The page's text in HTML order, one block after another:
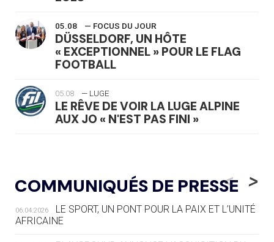
05.08 — FOCUS DU JOUR
DÜSSELDORF, UN HÔTE
« EXCEPTIONNEL » POUR LE FLAG
FOOTBALL
05.08 — LUGE
LE RÊVE DE VOIR LA LUGE ALPINE
AUX JO « N'EST PAS FINI »
DES MONDIAUX À BRISBANE SUR LA
ROUTE DES JO 2032
05.08 — ALPES FRANÇAISES 2030
LE VILLAGE OLYMPIQUE DES ARAVIS
COMMUNIQUÉS DE PRESSE
<
06.04.2026
LE SPORT, UN PONT POUR LA PAIX ET L’UNITÉ
AFRICAINE
>